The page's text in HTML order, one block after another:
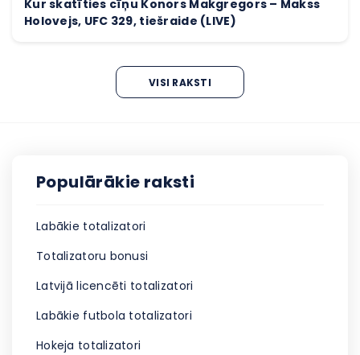
Kur skatīties cīņu Konors Makgregors – Makss
Holovejs, UFC 329, tiešraide (LIVE)
VISI RAKSTI
Populārākie raksti
Labākie totalizatori
Totalizatoru bonusi
Latvijā licencēti totalizatori
Labākie futbola totalizatori
Hokeja totalizatori